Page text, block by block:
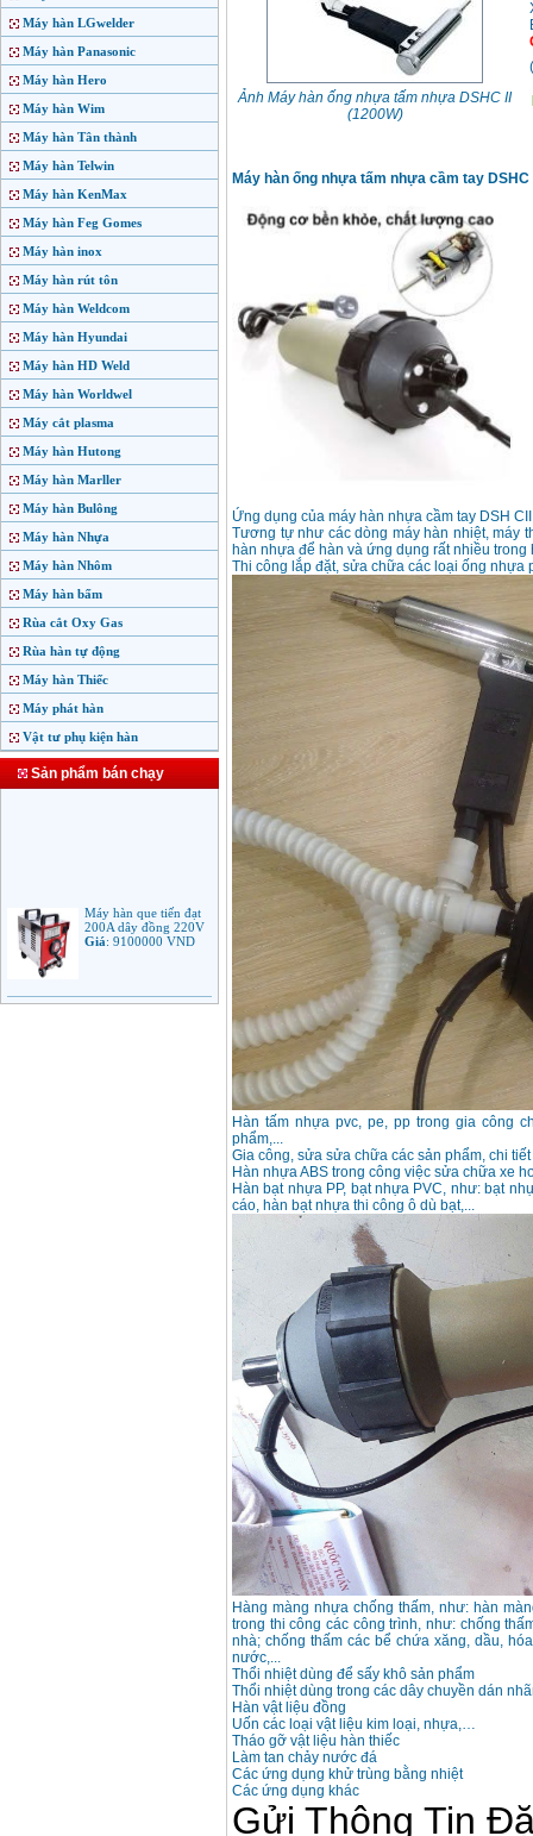
Máy hàn LGwelder
Máy hàn Panasonic
Máy hàn Hero
Máy hàn Wim
Máy hàn Tân thành
Máy hàn Telwin
Máy hàn KenMax
Máy hàn Feg Gomes
Máy hàn inox
Máy hàn rút tôn
Máy hàn Weldcom
Máy hàn Hyundai
Máy hàn HD Weld
Máy hàn Worldwel
Máy cắt plasma
Máy hàn Hutong
Máy hàn Marller
Máy hàn Bulông
Máy hàn Nhựa
Máy hàn Nhôm
Máy hàn bấm
Rùa cắt Oxy Gas
Rùa hàn tự động
Máy hàn Thiếc
Máy phát hàn
Vật tư phụ kiện hàn
Sản phẩm bán chạy
200A dây đồng 220V
Giá:9100000VND
Máy hàn que điện tử
Ảnh Máy hàn ống nhựa tấm nhựa DSHC II
(1200W)
(
Máy hàn ống nhựa tấm nhựa cầm tay DSHC
Ứng dụng của máy hàn nhựa cầm tay DSH
Tương tự như các dòng máy hàn nhiệt, máy
hàn nhựa để hàn và ứng dụng rất nhiều
Thi công lắp đặt, sửa chữa các loại ống nhựa
Hàn tấm nhựa pvc, pe, pp trong gia công
phẩm,...
Gia công, sửa sửa chữa các sản phẩm, chi
Hàn nhựa ABS trong công việc sửa chữa xe
Hàn bạt nhựa PP, bạt nhựa PVC, như: bạt
cáo, hàn bạt nhựa thi công ô dù bạt,...
Hàng màng nhựa chống thấm, như: hàn
trong thi công các công trình, như: chống
nhà; chống thấm các bể chứa xăng, dầu,
nước,...
Thổi nhiệt dùng để sấy khô sản phẩm
Thổi nhiệt dùng trong các dây chuyền dán
Hàn vật liệu đồng
Uốn các loại vật liệu kim loại, nhựa,…
Tháo gỡ vật liệu hàn thiếc
Làm tan chảy nước đá
Các ứng dụng khử trùng bằng nhiệt
Các ứng dụng khác